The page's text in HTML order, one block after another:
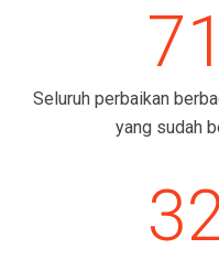
Seluruh perbaikan
yang sudah